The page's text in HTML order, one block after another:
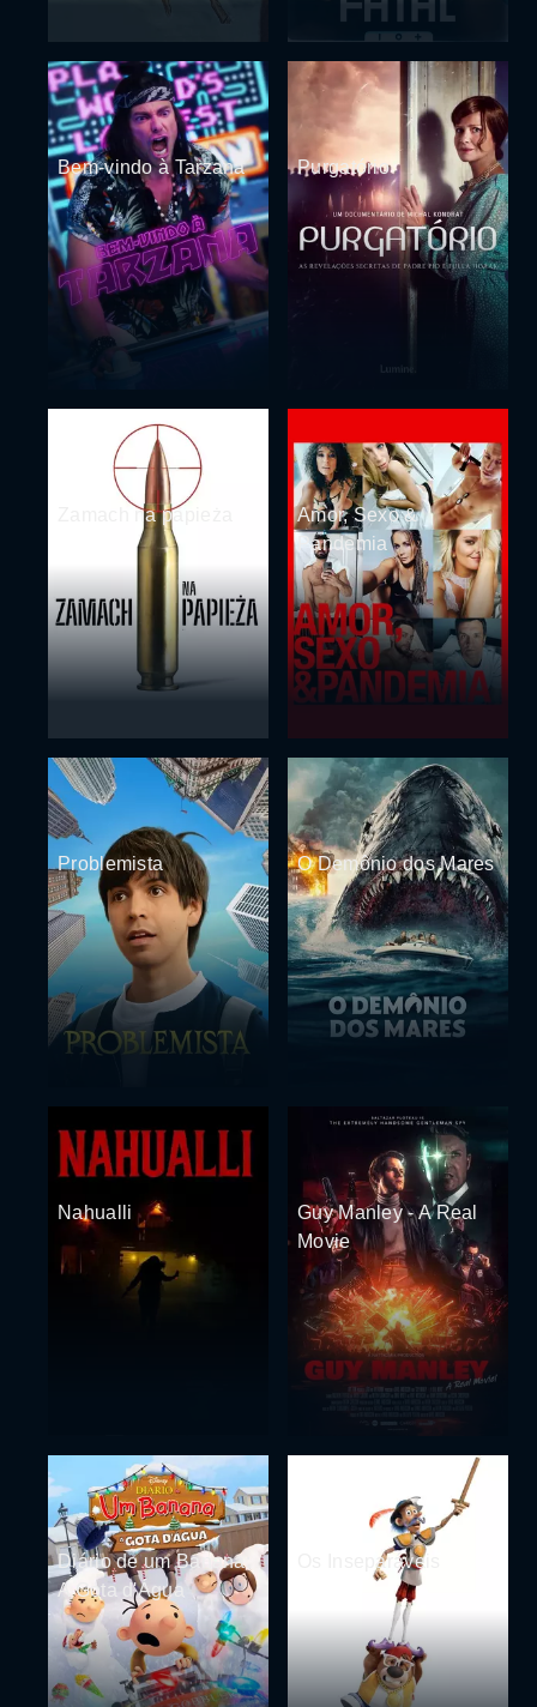
Bem-vindo à Tarzana Purgatório
Zamach na papieża
Amor, Sexo &
Pandemia
Problemista O Demônio dos Mares
Nahualli
Guy Manley - A Real
Movie
Diário de um Banana:
A Gota d'Água
Os Inseparáveis